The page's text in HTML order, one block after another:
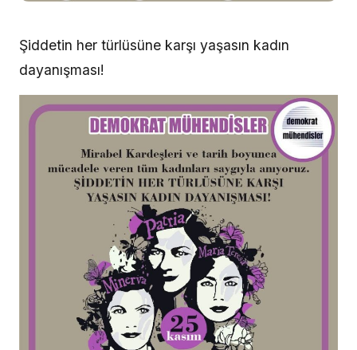
Şiddetin her türlüsüne karşı yaşasın kadın
dayanışması!